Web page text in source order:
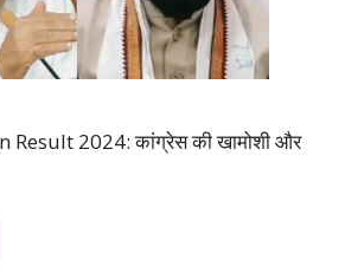
2024: कांग्रेस की खामोशी और